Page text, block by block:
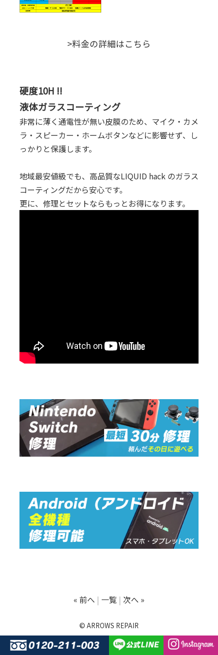
>料金の詳細はこちら
硬度10H !!
液体ガラスコーティング
非常に薄く通電性が無い皮膜のため、マイク・カメ
ラ・スピーカー・ホームボタンなどに影響せず、し
っかりと保護します。
地域最安値級でも、高品質なLIQUID hack のガラス
コーティングだから安心です。
更に、修理とセットならもっとお得になります。
« 前へ 一覧 次へ »
© ARROWS REPAIR